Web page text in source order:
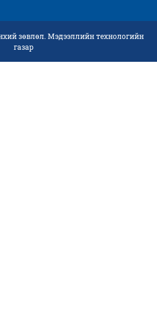
зөвлөл. Мэдээллийн технологийн
газар